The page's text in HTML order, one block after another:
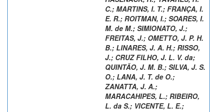
C.; MARTINS, I. T.; FRANÇA, I.
E. R.; ROITMAN, I.; SOARES, I.
M. de M.; SIMIONATO, J.;
FREITAS, J.; OMETTO, J. P. H.
B.; LINARES, J. A. H.; RISSO,
J.; CRUZ FILHO, J. L. V. da;
QUINTÃO, J. M. B.; SILVA, J. S.
O.; LANA, J. T. de O.;
ZANATTA, J. A.;
MARACAHIPES, L.; RIBEIRO,
L. da S.; VICENTE, L. E.;